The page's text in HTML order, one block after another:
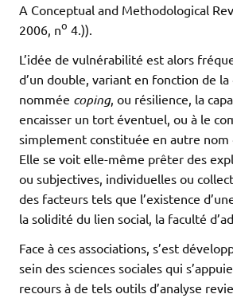
A Conceptual and Methodological
2006, no 4.)).
L’idée de vulnérabilité est alors
d’un double, variant en fonction de la
nommée coping, ou résilience, la
encaisser un tort éventuel, ou à le
simplement constituée en autre nom
Elle se voit elle-même prêter des
ou subjectives, individuelles ou
des facteurs tels que l’existence
la solidité du lien social, la faculté
Face à ces associations, s’est
sein des sciences sociales qui
recours à de tels outils d’analyse